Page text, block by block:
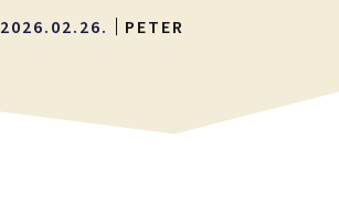
2026.02.26. PETER